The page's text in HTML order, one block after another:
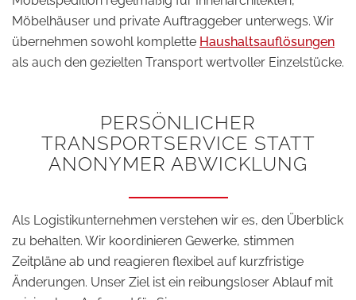
Möbelhäuser und private Auftraggeber unterwegs. Wir
übernehmen sowohl komplette Haushaltsauflösungen
als auch den gezielten Transport wertvoller Einzelstücke.
PERSÖNLICHER
TRANSPORTSERVICE STATT
ANONYMER ABWICKLUNG
Als Logistikunternehmen verstehen wir es, den Überblick
zu behalten. Wir koordinieren Gewerke, stimmen
Zeitpläne ab und reagieren flexibel auf kurzfristige
Änderungen. Unser Ziel ist ein reibungsloser Ablauf mit